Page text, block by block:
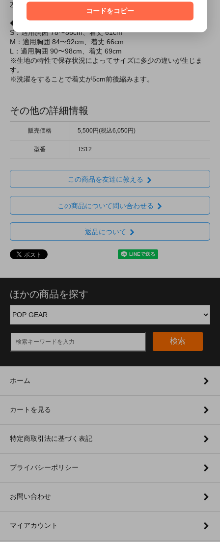
左袖：1mmフロッキープリント / ブラック
◆サイズ
S：適用胸囲 78〜86cm、着丈 61cm
M：適用胸囲 84〜92cm、着丈 66cm
L：適用胸囲 90〜98cm、着丈 69cm
※生地の特性で保存状況によってサイズに多少の違いが生じま
す。
※洗濯をすることで着丈が5cm前後縮みます。
その他の詳細情報
販売価格 5,500円(税込6,050円)
型番 TS12
この商品を友達に教える
この商品について問い合わせる
返品について
ほかの商品を探す
検索
ホーム
カートを見る
特定商取引法に基づく表記
プライバシーポリシー
お問い合わせ
マイアカウント
コードをコピー